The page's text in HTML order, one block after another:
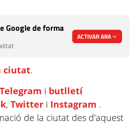
Google de forma
ACTIVAR ARA
ciutat.
Telegram i butlletí
,Twitter i Instagram .
de la ciutat des d'aquest